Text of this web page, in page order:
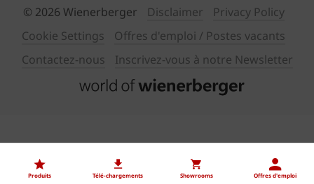
Produits Télé-chargements Showrooms Offres d'emploi
© 2026 Wienerberger Disclaimer
Privacy Policy
Cookie Settings
Offres d'emploi / Postes vacants
Contactez-nous
Inscrivez-vous à notre Newsletter